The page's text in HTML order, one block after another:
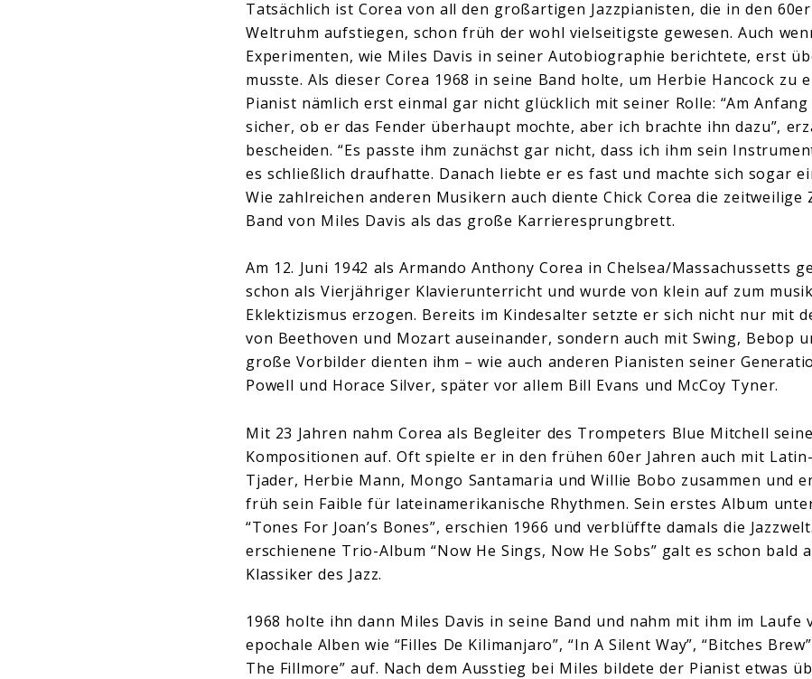
Tatsächlich ist Corea von all den großartigen Jazzpianisten, die in den
Weltruhm aufstiegen, schon früh der wohl vielseitigste gewesen. Auch
Experimenten, wie Miles Davis in seiner Autobiographie berichtete, erst
musste. Als dieser Corea 1968 in seine Band holte, um Herbie Hancock zu
Pianist nämlich erst einmal gar nicht glücklich mit seiner Rolle: “Am
sicher, ob er das Fender überhaupt mochte, aber ich brachte ihn dazu”,
bescheiden. “Es passte ihm zunächst gar nicht, dass ich ihm sein
es schließlich draufhatte. Danach liebte er es fast und machte sich sogar
Wie zahlreichen anderen Musikern auch diente Chick Corea die
Band von Miles Davis als das große Karrieresprungbrett.
Am 12. Juni 1942 als Armando Anthony Corea in Chelsea/Massachussetts
schon als Vierjähriger Klavierunterricht und wurde von klein auf zum
Eklektizismus erzogen. Bereits im Kindesalter setzte er sich nicht nur mit
von Beethoven und Mozart auseinander, sondern auch mit Swing, Bebop
große Vorbilder dienten ihm – wie auch anderen Pianisten seiner
Powell und Horace Silver, später vor allem Bill Evans und McCoy Tyner.
Mit 23 Jahren nahm Corea als Begleiter des Trompeters Blue Mitchell
Kompositionen auf. Oft spielte er in den frühen 60er Jahren auch mit
Tjader, Herbie Mann, Mongo Santamaria und Willie Bobo zusammen und
früh sein Faible für lateinamerikanische Rhythmen. Sein erstes Album
“Tones For Joan’s Bones”, erschien 1966 und verblüffte damals die
erschienene Trio-Album “Now He Sings, Now He Sobs” galt es schon bald
Klassiker des Jazz.
1968 holte ihn dann Miles Davis in seine Band und nahm mit ihm im Laufe
epochale Alben wie “Filles De Kilimanjaro”, “In A Silent Way”, “Bitches
The Fillmore” auf. Nach dem Ausstieg bei Miles bildete der Pianist etwas